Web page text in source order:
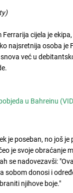
cijela je
najsretnija osoba je
već u
u Bahreinu
je poseban, no još
je svoje obraćanje
se nadovezavši:
sobom donosi i
njihove boje."